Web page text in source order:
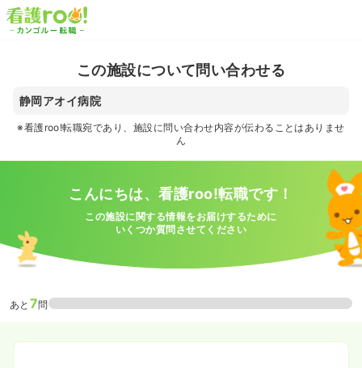
この施設について問い合わせる
静岡アオイ病院
※看護roo!転職宛であり、施設に問い合わせ内容が伝わることはありませ
ん
こんにちは、看護roo!転職です！
この施設に関する情報をお届けするために
いくつか質問させてください
あと 7問